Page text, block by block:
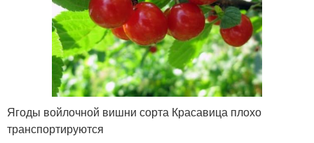
Ягоды войлочной вишни сорта Красавица плохо
транспортируются